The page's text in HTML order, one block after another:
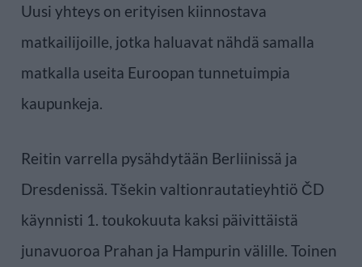
Uusi yhteys on erityisen kiinnostava
matkailijoille, jotka haluavat nähdä samalla
matkalla useita Euroopan tunnetuimpia
kaupunkeja.
Reitin varrella pysähdytään Berliinissä ja
Dresdenissä. Tšekin valtionrautatieyhtiö ČD
käynnisti 1. toukokuuta kaksi päivittäistä
junavuoroa Prahan ja Hampurin välille. Toinen